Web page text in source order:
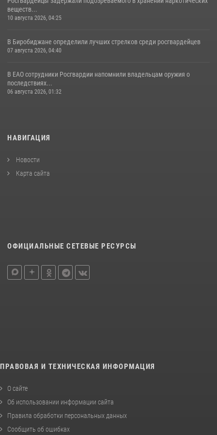
веществ...
10 августа 2026, 04:25
В Биробиджане определили лучших стрелков среди росгвардейцев
07 августа 2026, 04:40
В ЕАО сотрудники Росгвардии напомнили владельцам оружия о
последствиях...
06 августа 2026, 01:32
НАВИГАЦИЯ
Новости
Карта сайта
ОФИЦИАЛЬНЫЕ СЕТЕВЫЕ РЕСУРСЫ
ПРАВОВАЯ И ТЕХНИЧЕСКАЯ ИНФОРМАЦИЯ
О сайте
Об использовании информации сайта
Правила обработки персональных данных
Сообщить об ошибках